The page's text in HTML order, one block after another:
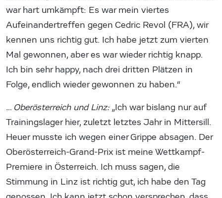
war hart umkämpft: Es war mein viertes
Aufeinandertreffen gegen Cedric Revol (FRA), wir
kennen uns richtig gut. Ich habe jetzt zum vierten
Mal gewonnen, aber es war wieder richtig knapp.
Ich bin sehr happy, nach drei dritten Plätzen in
Folge, endlich wieder gewonnen zu haben.“
… Oberösterreich und Linz: „Ich war bislang nur auf
Trainingslager hier, zuletzt letztes Jahr in Mittersill.
Heuer musste ich wegen einer Grippe absagen. Der
Oberösterreich-Grand-Prix ist meine Wettkampf-
Premiere in Österreich. Ich muss sagen, die
Stimmung in Linz ist richtig gut, ich habe den Tag